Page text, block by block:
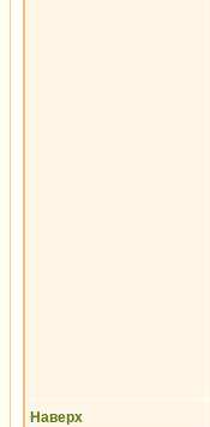
Наверх